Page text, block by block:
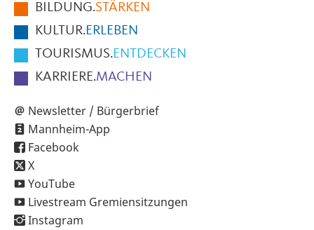
SeiteBILDUNG.STÄRKEN
KULTUR.ERLEBEN
TOURISMUS.ENTDECKEN
KARRIERE.MACHEN
Newsletter / Bürgerbrief
Mannheim-App
Facebook
X
YouTube
Livestream Gremiensitzungen
Instagram